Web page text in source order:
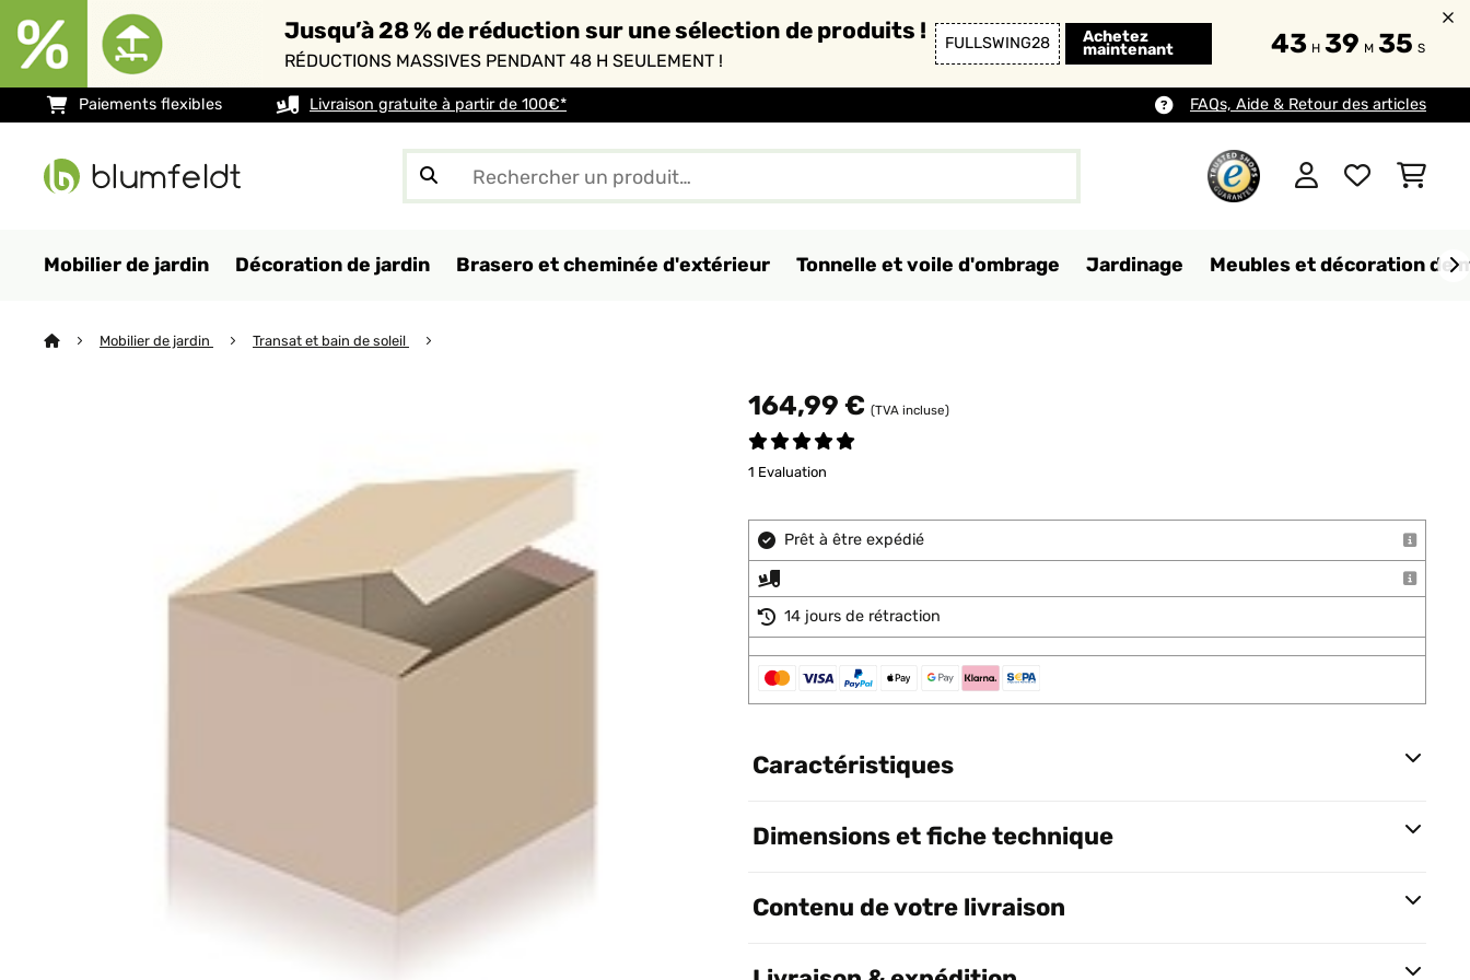
Jusqu’à 28 % de réduction sur une sélection de produits !
RÉDUCTIONS MASSIVES PENDANT 48 H SEULEMENT !
FULLSWING28 Achetez
maintenant 43 H 39 M 33 S
Paiements flexibles Livraison gratuite à partir de 100€* FAQs, Aide & Retour des articles
Mobilier de jardin Décoration de jardin Brasero et cheminée d'extérieur Tonnelle et voile d'ombrage Jardinage Meubles et décoration de
Mobilier de jardin Transat et bain de soleil
164,99 € (TVA incluse)
1 Evaluation
Prêt à être expédié
14 jours de rétraction
Caractéristiques
Dimensions et fiche technique
Contenu de votre livraison